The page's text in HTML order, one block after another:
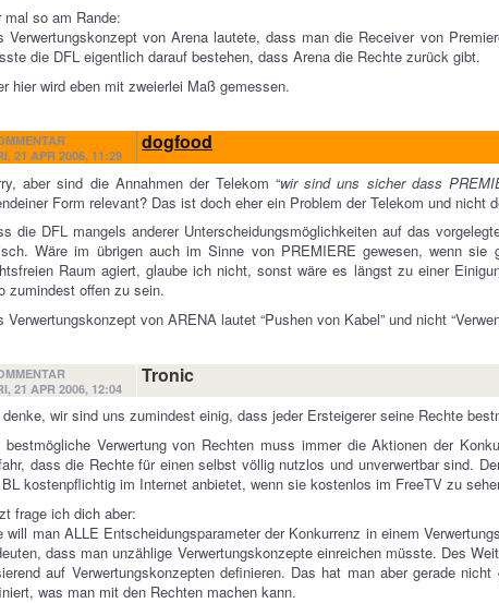
mal so am Rande:
Verwertungskonzept von Arena lautete, dass man die Receiver von
die DFL eigentlich darauf bestehen, dass Arena die Rechte zurück gibt.
hier wird eben mit zweierlei Maß gemessen.
21 APR 2006, 11:29
dogfood
aber sind die Annahmen der Telekom “wir sind uns sicher dass
Form relevant? Das ist doch eher ein Problem der Telekom und nicht
die DFL mangels anderer Unterscheidungsmöglichkeiten auf das
Wäre im übrigen auch im Sinne von PREMIERE gewesen, wenn sie
Raum agiert, glaube ich nicht, sonst wäre es längst zu einer
zumindest offen zu sein.
Verwertungskonzept von ARENA lautet “Pushen von Kabel” und nicht
21 APR 2006, 12:04
Tronic
wir sind uns zumindest einig, dass jeder Ersteigerer seine Rechte
bestmögliche Verwertung von Rechten muss immer die Aktionen der
dass die Rechte für einen selbst völlig nutzlos und unverwertbar sind.
kostenpflichtig im Internet anbietet, wenn sie kostenlos im FreeTV zu
frage ich dich aber:
will man ALLE Entscheidungsparameter der Konkurrenz in einem
dass man unzählige Verwertungskonzepte einreichen müsste. Des
auf Verwertungskonzepten definieren. Das hat man aber gerade
was man mit den Rechten machen kann.